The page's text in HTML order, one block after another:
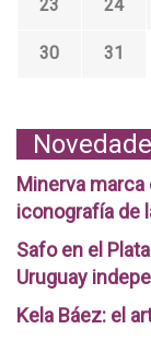
23 24
30
31
Minerva
iconografía de
Safo en el
Uruguay
Kela Báez: el